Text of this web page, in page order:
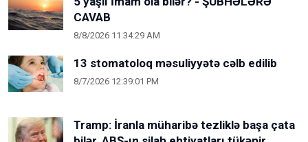
CAVAB
8/8/2026 11:34:29 AM
13 stomatoloq məsuliyyətə cəlb edilib
8/7/2026 12:39:01 PM
Tramp: İranla müharibə tezliklə başa çata